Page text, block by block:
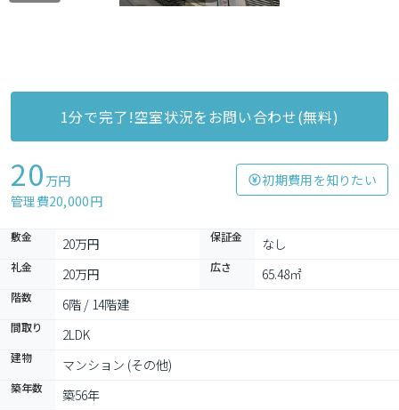
1分で完了!空室状況をお問い合わせ(無料)
20 万円
管理費20,000円
初期費用を知りたい
敷金 20万円 保証金 なし
礼金 20万円 広さ 65.48㎡
階数 6階 / 14階建
間取り 2LDK
建物 マンション (その他)
築年数 築56年